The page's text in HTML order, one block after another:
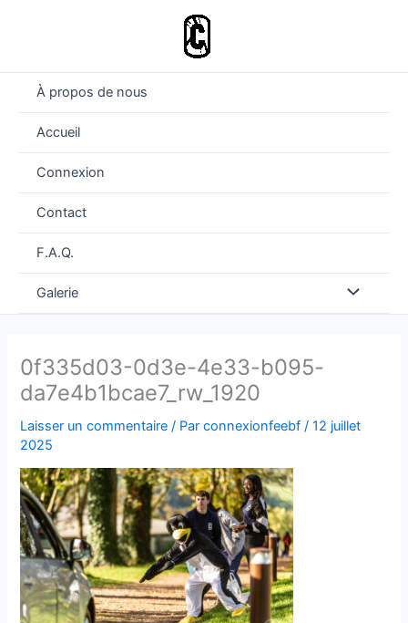
À propos de nous
Accueil
Connexion
Contact
F.A.Q.
Galerie
0f335d03-0d3e-4e33-b095-
da7e4b1bcae7_rw_1920
Laisser un commentaire / Parconnexionfeebf/12 juillet
2025